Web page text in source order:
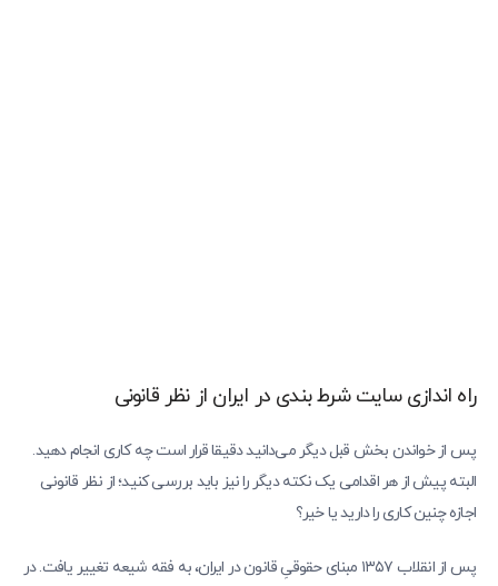
راه اندازی سایت شرط بندی در ایران از نظر قانونی
پس از خواندن بخش قبل دیگر می‌دانید دقیقا قرار است چه کاری انجام دهید.
البته پیش از هر اقدامی یک نکته دیگر را نیز باید بررسی کنید؛ از نظر قانونی
اجازه چنین کاری را دارید یا خیر؟
پس از انقلاب ۱۳۵۷ مبنای حقوقیِ قانون در ایران، به فقه شیعه تغییر یافت. در